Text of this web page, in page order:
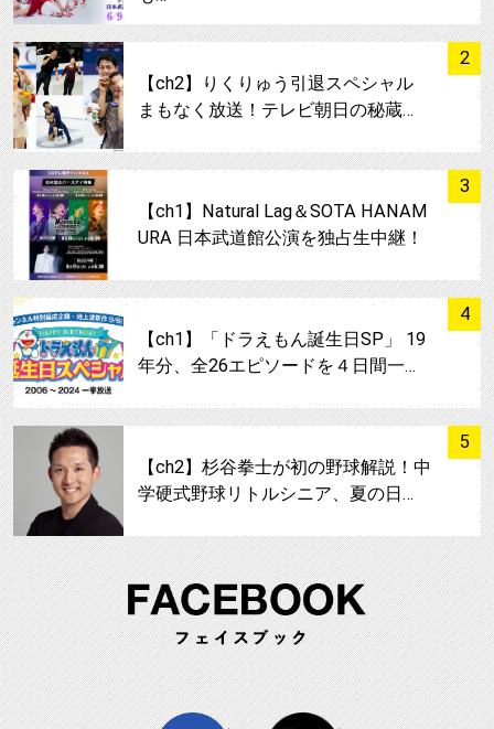
2
サムネイル
【ch2】りくりゅう引退スペシャル
まもなく放送！テレビ朝日の秘蔵…
3
【ch1】Natural Lag＆SOTA HANAM
URA 日本武道館公演を独占生中継！
4
サムネイル
【ch1】「ドラえもん誕生日SP」 19
年分、全26エピソードを４日間一…
5
【ch2】杉谷拳士が初の野球解説！中
学硬式野球リトルシニア、夏の日…
facebook twitter